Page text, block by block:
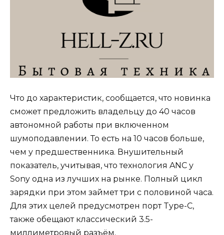
Что до характеристик, сообщается, что новинка
сможет предложить владельцу до 40 часов
автономной работы при включенном
шумоподавлении. То есть на 10 часов больше,
чем у предшественника. Внушительный
показатель, учитывая, что технология ANC у
Sony одна из лучших на рынке. Полный цикл
зарядки при этом займет три с половиной часа.
Для этих целей предусмотрен порт Type-C,
также обещают классический 3.5-
миллиметровый разъём.